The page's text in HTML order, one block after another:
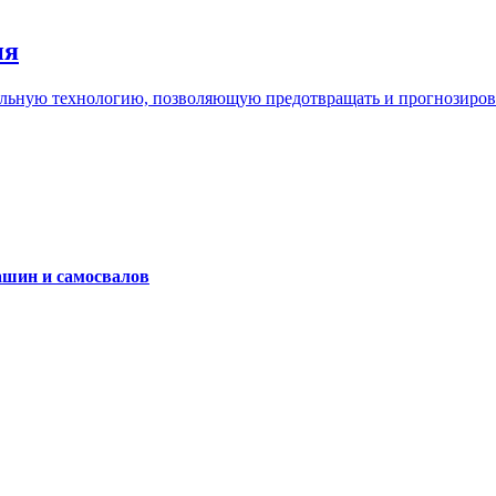
технологию, позволяющую предотвращать и
и самосвалов